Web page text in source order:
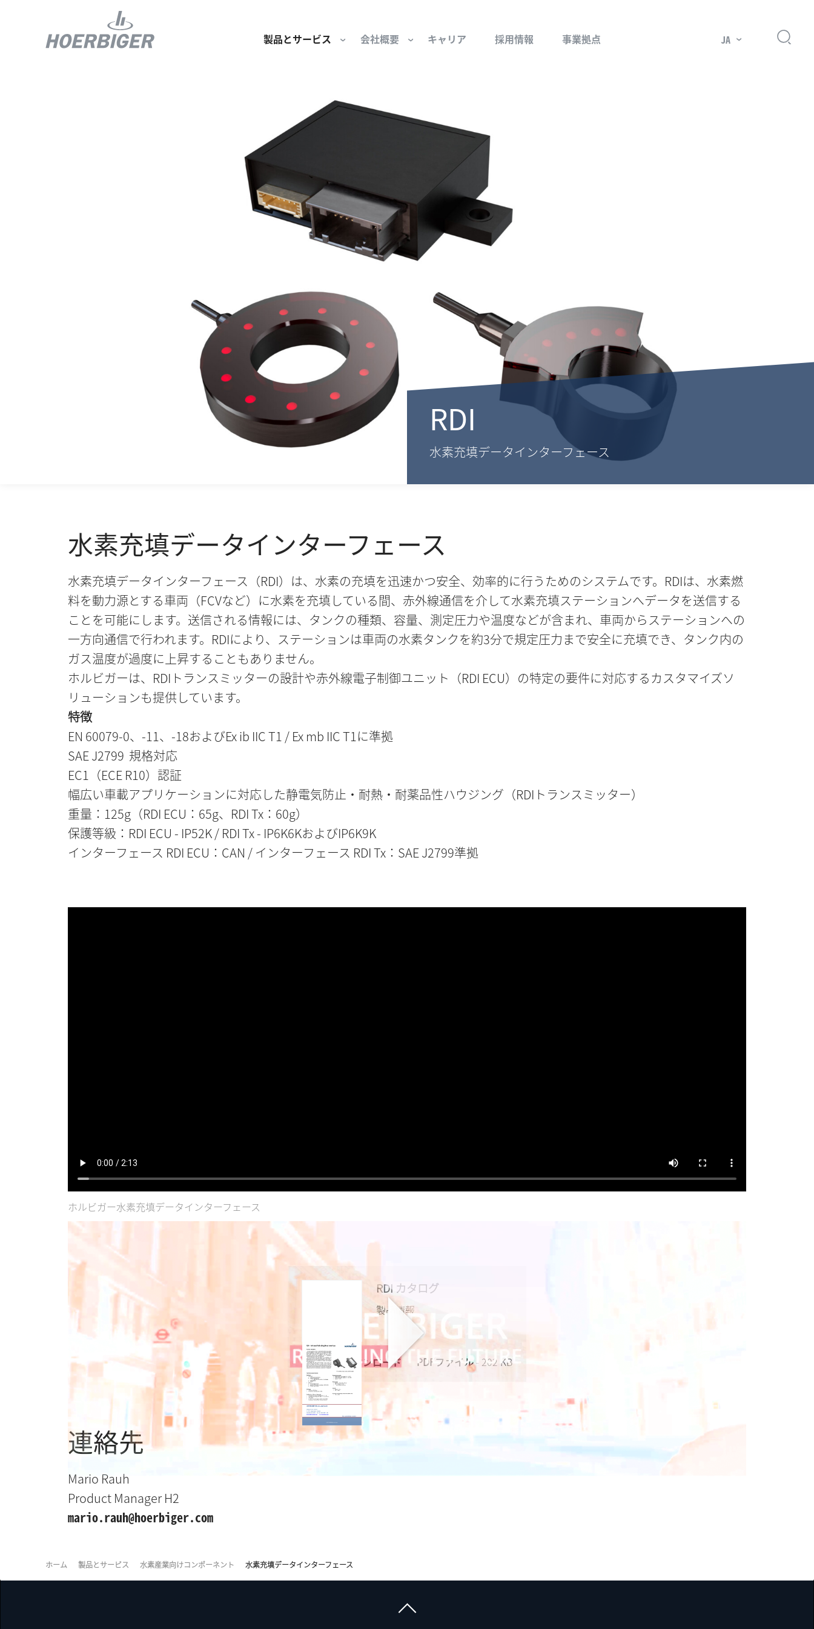
製品とサービス
コンプレッサー用部品とサービス
水素産業向けコンポーネント
フロー＆モーション制御
回転ユニオンとスリップリング
ガスエンジン用部品
空気・産業用コンプレッサー用部品
産業分野・当社の主要市場
会社概要
会社概要
文化と価値観
サステナビリティ
私たちの原点
キャリア 採用情報 事業拠点 JA
RDI
水素充填データインターフェース
水素充填データインターフェース
水素充填データインターフェース（RDI）は、水素の充填を迅速かつ安全、効率的に行うためのシステムです。RDIは、水素燃
料を動力源とする車両（FCVなど）に水素を充填している間、赤外線通信を介して水素充填ステーションへデータを送信する
ことを可能にします。送信される情報には、タンクの種類、容量、測定圧力や温度などが含まれ、車両からステーションへの
一方向通信で行われます。RDIにより、ステーションは車両の水素タンクを約3分で規定圧力まで安全に充填でき、タンク内の
ガス温度が過度に上昇することもありません。
ホルビガーは、RDIトランスミッターの設計や赤外線電子制御ユニット（RDI ECU）の特定の要件に対応するカスタマイズソ
リューションも提供しています。
特徴
EN 60079-0、-11、-18およびEx ib IIC T1 / Ex mb IIC T1に準拠
SAE J2799 規格対応
EC1（ECE R10）認証
幅広い車載アプリケーションに対応した静電気防止・耐熱・耐薬品性ハウジング（RDIトランスミッター）
重量：125g（RDI ECU：65g、RDI Tx：60g）
保護等級：RDI ECU - IP52K / RDI Tx - IP6K6KおよびIP6K9K
インターフェース RDI ECU：CAN / インターフェース RDI Tx：SAE J2799準拠
ホルビガー水素充填データインターフェース
RDI カタログ
製品情報
今すぐダウンロード PDFファイル- 202 KB
連絡先
Mario Rauh
Product Manager H2
mario.rauh@hoerbiger.com
ホーム 製品とサービス 水素産業向けコンポーネント 水素充填データインターフェース